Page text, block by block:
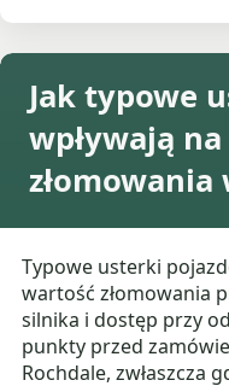
Jak typowe
wpływają
złomowania
Typowe usterki
wartość złomowania
silnika i dostęp przy
punkty przed
Rochdale, zwłaszcza